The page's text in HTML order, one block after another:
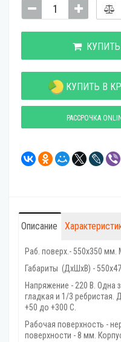
КУПИТЬ
КУПИТЬ В
РАССРОЧКА
Описание
Раб. поверх.- 550х350 мм.
Габариты (ДхШхВ) -
Напряжение - 220 В. Одна
гладкая и 1/3 ребристая.
+50 до +300 С.
Рабочая поверхность -
поверхности - 8 мм.